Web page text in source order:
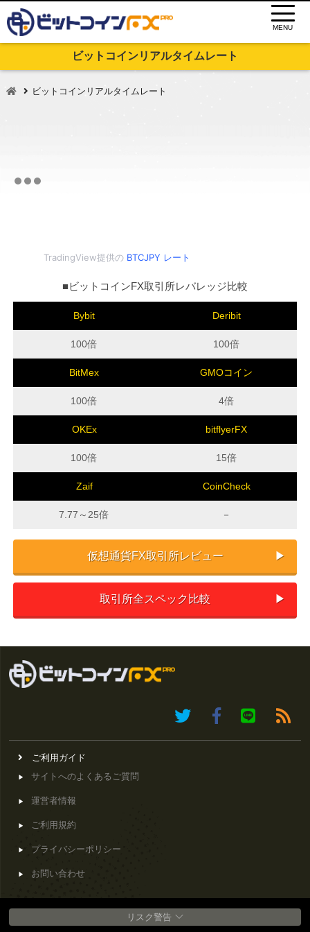
MENU
ビットコインリアルタイムレート
ビットコインリアルタイムレート
TradingView提供の BTCJPY レート
■ビットコインFX取引所レバレッジ比較
Bybit
100倍
Deribit
100倍
BitMex
100倍
GMOコイン
4倍
OKEx
100倍
bitflyerFX
15倍
Zaif
7.77～25倍
CoinCheck
－
仮想通貨FX取引所レビュー
取引所全スペック比較
ご利用ガイド
サイトへのよくあるご質問
運営者情報
ご利用規約
プライバシーポリシー
お問い合わせ
リスク警告